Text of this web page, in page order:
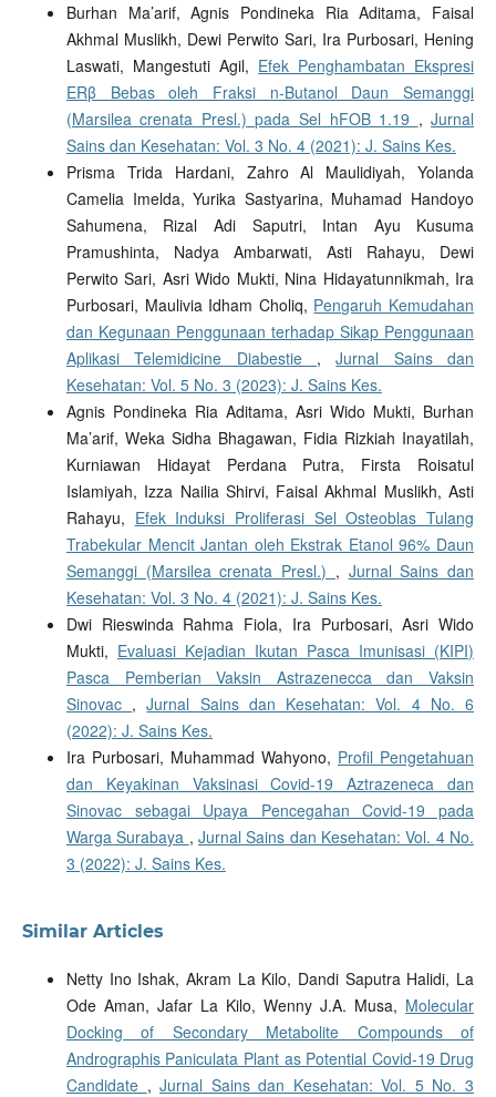
Burhan Ma’arif, Agnis Pondineka Ria Aditama, Faisal
Akhmal Muslikh, Dewi Perwito Sari, Ira Purbosari, Hening
Laswati, Mangestuti Agil, Efek Penghambatan Ekspresi
ERβ Bebas oleh Fraksi n-Butanol Daun Semanggi
(Marsilea crenata Presl.) pada Sel hFOB 1.19 ,Jurnal
Sains dan Kesehatan: Vol. 3 No. 4 (2021): J. Sains Kes.
Prisma Trida Hardani, Zahro Al Maulidiyah, Yolanda
Camelia Imelda, Yurika Sastyarina, Muhamad Handoyo
Sahumena, Rizal Adi Saputri, Intan Ayu Kusuma
Pramushinta, Nadya Ambarwati, Asti Rahayu, Dewi
Perwito Sari, Asri Wido Mukti, Nina Hidayatunnikmah, Ira
Purbosari, Maulivia Idham Choliq, Pengaruh Kemudahan
dan Kegunaan Penggunaan terhadap Sikap Penggunaan
Aplikasi Telemidicine Diabestie ,Jurnal Sains dan
Kesehatan: Vol. 5 No. 3 (2023): J. Sains Kes.
Agnis Pondineka Ria Aditama, Asri Wido Mukti, Burhan
Ma’arif, Weka Sidha Bhagawan, Fidia Rizkiah Inayatilah,
Kurniawan Hidayat Perdana Putra, Firsta Roisatul
Islamiyah, Izza Nailia Shirvi, Faisal Akhmal Muslikh, Asti
Rahayu, Efek Induksi Proliferasi Sel Osteoblas Tulang
Trabekular Mencit Jantan oleh Ekstrak Etanol 96% Daun
Semanggi (Marsilea crenata Presl.) , Jurnal Sains dan
Kesehatan: Vol. 3 No. 4 (2021): J. Sains Kes.
Dwi Rieswinda Rahma Fiola, Ira Purbosari, Asri Wido
Mukti, Evaluasi Kejadian Ikutan Pasca Imunisasi (KIPI)
Pasca Pemberian Vaksin Astrazenecca dan Vaksin
Sinovac ,Jurnal Sains dan Kesehatan: Vol. 4 No. 6
(2022): J. Sains Kes.
Ira Purbosari, Muhammad Wahyono, Profil Pengetahuan
dan Keyakinan Vaksinasi Covid-19 Aztrazeneca dan
Sinovac sebagai Upaya Pencegahan Covid-19 pada
Warga Surabaya , Jurnal Sains dan Kesehatan: Vol. 4 No.
3 (2022): J. Sains Kes.
Similar Articles
Netty Ino Ishak, Akram La Kilo, Dandi Saputra Halidi, La
Ode Aman, Jafar La Kilo, Wenny J.A. Musa, Molecular
Docking of Secondary Metabolite Compounds of
Andrographis Paniculata Plant as Potential Covid-19 Drug
Candidate ,Jurnal Sains dan Kesehatan: Vol. 5 No. 3